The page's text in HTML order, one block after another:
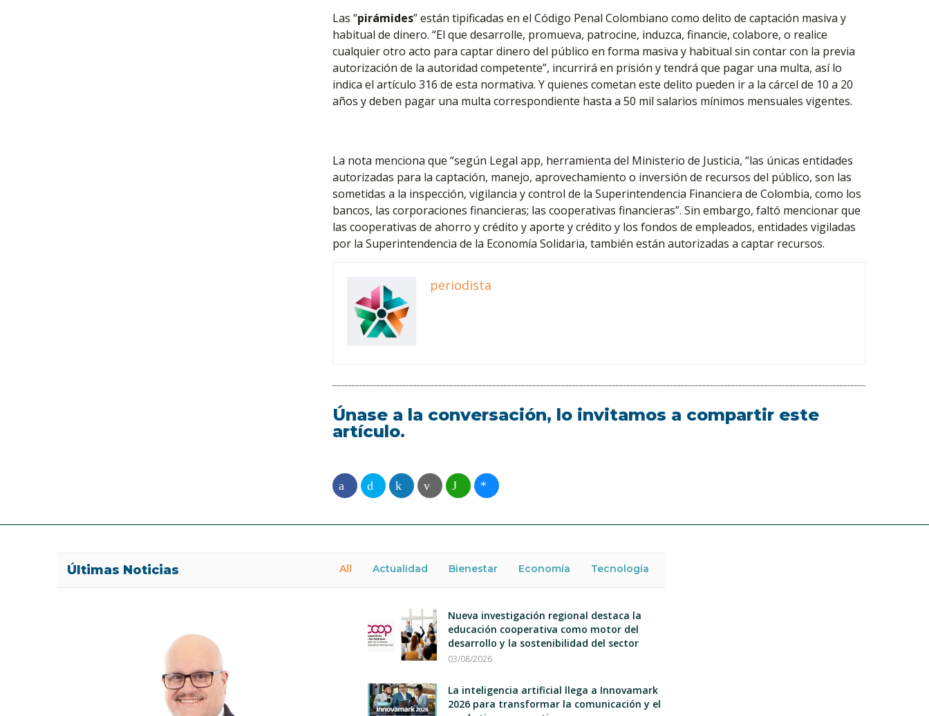
Las “pirámides” están tipificadas en el Código Penal Colombiano como delito de captación masiva y
habitual de dinero. “El que desarrolle, promueva, patrocine, induzca, financie, colabore, o realice
cualquier otro acto para captar dinero del público en forma masiva y habitual sin contar con la previa
autorización de la autoridad competente”, incurrirá en prisión y tendrá que pagar una multa, así lo
indica el artículo 316 de esta normativa. Y quienes cometan este delito pueden ir a la cárcel de 10 a 20
años y deben pagar una multa correspondiente hasta a 50 mil salarios mínimos mensuales vigentes.
La nota menciona que “según Legal app, herramienta del Ministerio de Justicia, “las únicas entidades
autorizadas para la captación, manejo, aprovechamiento o inversión de recursos del público, son las
sometidas a la inspección, vigilancia y control de la Superintendencia Financiera de Colombia, como los
bancos, las corporaciones financieras; las cooperativas financieras”. Sin embargo, faltó mencionar que
las cooperativas de ahorro y crédito y aporte y crédito y los fondos de empleados, entidades vigiladas
por la Superintendencia de la Economía Solidaria, también están autorizadas a captar recursos.
periodista
Únase a la conversación, lo invitamos a compartir este
artículo.
Últimas Noticias All Actualidad Bienestar Economía Tecnología
Nueva investigación regional destaca la
educación cooperativa como motor del
desarrollo y la sostenibilidad del sector
03/08/2026
La inteligencia artificial llega a Innovamark
2026 para transformar la comunicación y el